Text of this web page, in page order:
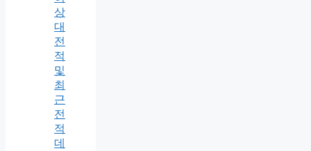
상
대
전
적
및
최
근
전
적
데